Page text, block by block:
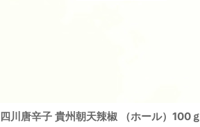
四川唐辛子 貴州朝天辣椒 （ホール）100ｇ